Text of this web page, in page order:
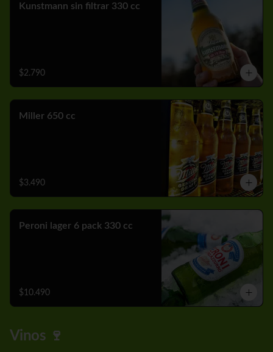
Kunstmann sin filtrar 330 cc
$2.790
Miller 650 cc
$3.490
Peroni lager 6 pack 330 cc
$10.490
Vinos 🍷